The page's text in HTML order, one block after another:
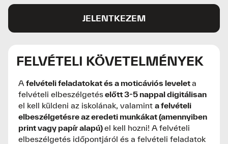
JELENTKEZEM
FELVÉTELI KÖVETELMÉNYEK
A felvételi feladatokat és a moticáviós leveleta
felvételi elbeszélgetéselőtt 3-5 nappal digitálisan
el kell küldeni az iskolának, valamint a felvételi
elbeszélgetésre az eredeti munkákat (amennyiben
print vagy papír alapú)el kell hozni! A felvételi
elbeszélgetés időpontjáról és a felvételi feladatok